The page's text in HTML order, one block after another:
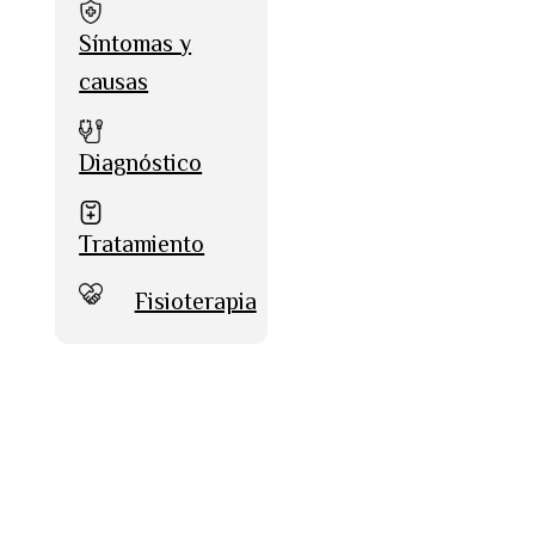
Síntomas y
causas
Diagnóstico
Tratamiento
Fisioterapia